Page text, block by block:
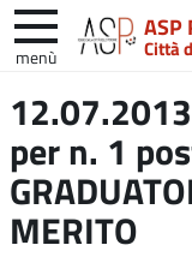
ASP
Città
menù
nel
sito
per n. 1
MERITO